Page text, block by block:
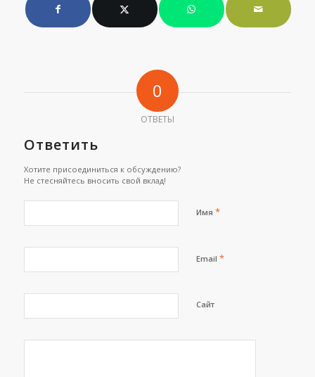
0
ОТВЕТЫ
Ответить
Хотите присоединиться к обсуждению?
Не стесняйтесь вносить свой вклад!
Имя *
Email *
Сайт